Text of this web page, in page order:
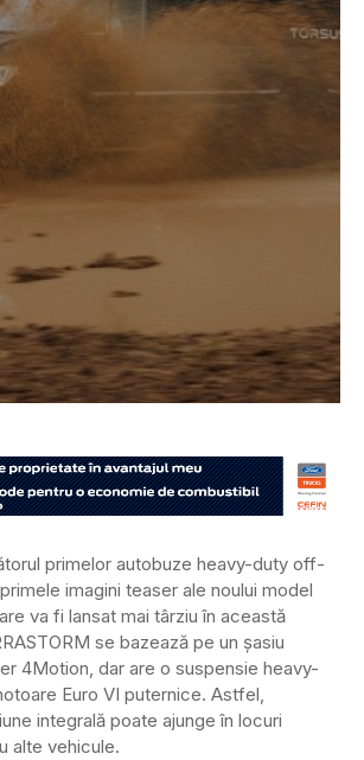
primelor autobuze heavy-duty off-
imagini teaser ale noului model
va fi lansat mai târziu în această
se bazează pe un șasiu
4Motion, dar are o suspensie heavy-
Euro VI puternice. Astfel,
integrală poate ajunge în locuri
alte vehicule.